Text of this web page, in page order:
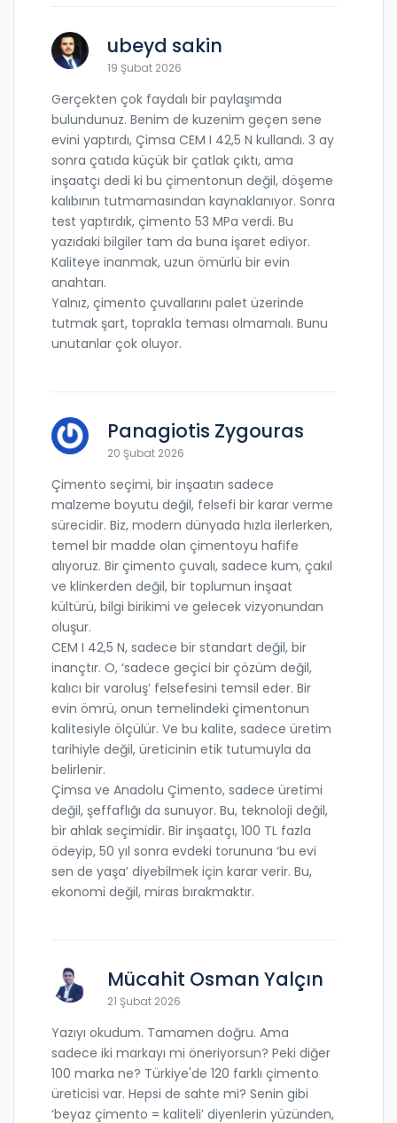
ubeyd sakin
19 Şubat 2026
Gerçekten çok faydalı bir paylaşımda
bulundunuz. Benim de kuzenim geçen sene
evini yaptırdı, Çimsa CEM I 42,5 N kullandı. 3 ay
sonra çatıda küçük bir çatlak çıktı, ama
inşaatçı dedi ki bu çimentonun değil, döşeme
kalıbının tutmamasından kaynaklanıyor. Sonra
test yaptırdık, çimento 53 MPa verdi. Bu
yazıdaki bilgiler tam da buna işaret ediyor.
Kaliteye inanmak, uzun ömürlü bir evin
anahtarı.
Yalnız, çimento çuvallarını palet üzerinde
tutmak şart, toprakla teması olmamalı. Bunu
unutanlar çok oluyor.
Panagiotis Zygouras
20 Şubat 2026
Çimento seçimi, bir inşaatın sadece
malzeme boyutu değil, felsefi bir karar verme
sürecidir. Biz, modern dünyada hızla ilerlerken,
temel bir madde olan çimentoyu hafife
alıyoruz. Bir çimento çuvalı, sadece kum, çakıl
ve klinkerden değil, bir toplumun inşaat
kültürü, bilgi birikimi ve gelecek vizyonundan
oluşur.
CEM I 42,5 N, sadece bir standart değil, bir
inançtır. O, ‘sadece geçici bir çözüm değil,
kalıcı bir varoluş’ felsefesini temsil eder. Bir
evin ömrü, onun temelindeki çimentonun
kalitesiyle ölçülür. Ve bu kalite, sadece üretim
tarihiyle değil, üreticinin etik tutumuyla da
belirlenir.
Çimsa ve Anadolu Çimento, sadece üretimi
değil, şeffaflığı da sunuyor. Bu, teknoloji değil,
bir ahlak seçimidir. Bir inşaatçı, 100 TL fazla
ödeyip, 50 yıl sonra evdeki torununa ‘bu evi
sen de yaşa’ diyebilmek için karar verir. Bu,
ekonomi değil, miras bırakmaktır.
Mücahit Osman Yalçın
21 Şubat 2026
Yazıyı okudum. Tamamen doğru. Ama
sadece iki markayı mi öneriyorsun? Peki diğer
100 marka ne? Türkiye'de 120 farklı çimento
üreticisi var. Hepsi de sahte mi? Senin gibi
‘beyaz çimento = kaliteli’ diyenlerin yüzünden,